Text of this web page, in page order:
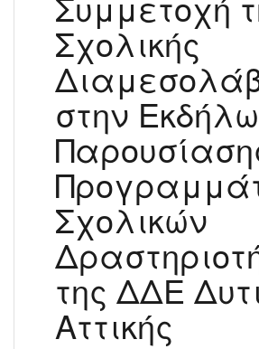
Σχολικής
στην
Σχολικών
της ΔΔΕ
Αττικής